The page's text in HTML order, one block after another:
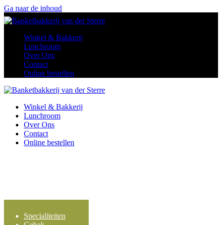
Ga naar de inhoud
Winkel & Bakkerij
Lunchroom
Over Ons
Contact
Online bestellen
Winkel & Bakkerij
Lunchroom
Over Ons
Contact
Online bestellen
Specialiteiten